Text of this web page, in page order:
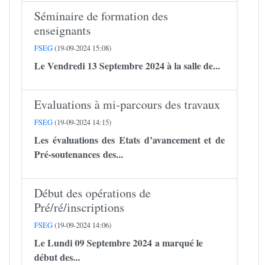
Séminaire de formation des
enseignants
FSEG(19-09-2024 15:08)
Le Vendredi 13 Septembre 2024 à la salle de...
Evaluations à mi-parcours des travaux
FSEG(19-09-2024 14:15)
Les évaluations des Etats d’avancement et de
Pré-soutenances des...
Début des opérations de
Pré/ré/inscriptions
FSEG(19-09-2024 14:06)
Le Lundi 09 Septembre 2024 a marqué le
début des...